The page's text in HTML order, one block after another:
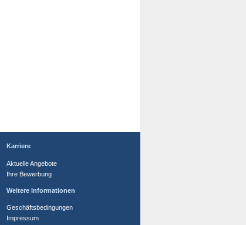
Karriere
Aktuelle Angebote
Ihre Bewerbung
Weitere Informationen
Geschäftsbedingungen
Impressum